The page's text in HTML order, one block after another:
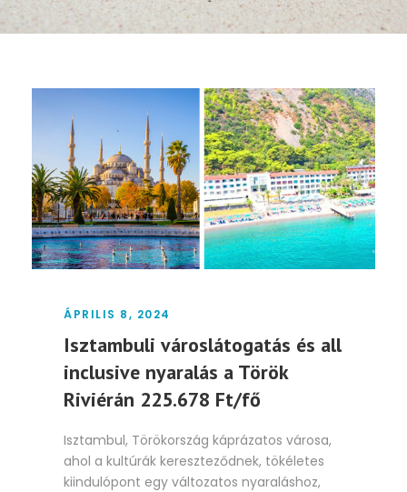
ÁPRILIS 8, 2024
Isztambuli városlátogatás és all
inclusive nyaralás a Török
Riviérán 225.678 Ft/fő
Isztambul, Törökország káprázatos városa,
ahol a kultúrák kereszteződnek, tökéletes
kiindulópont egy változatos nyaraláshoz,